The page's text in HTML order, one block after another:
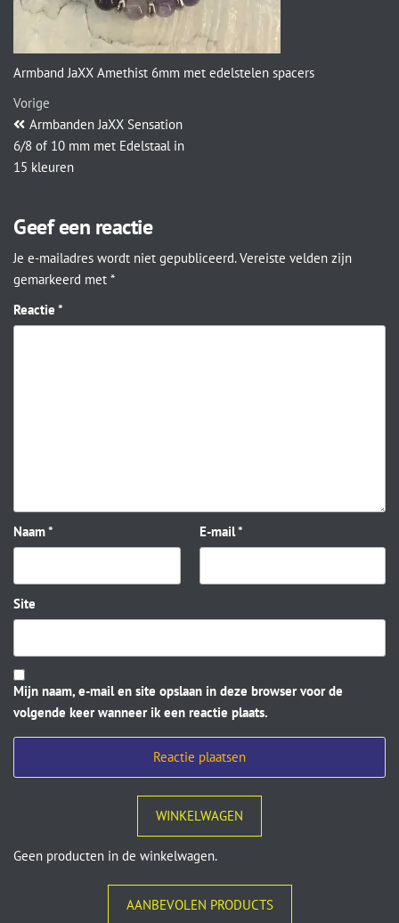
Armband JaXX Amethist 6mm met edelstelen spacers
Vorige
Armbanden JaXX Sensation
6/8 of 10 mm met Edelstaal in
15 kleuren
Geef een reactie
Je e-mailadres wordt niet gepubliceerd. Vereiste velden zijn
gemarkeerd met *
Reactie *
Naam* E-mail*
Site
Mijn naam, e-mail en site opslaan in deze browser voor de
volgende keer wanneer ik een reactie plaats.
WINKELWAGEN
Geen producten in de winkelwagen.
AANBEVOLEN PRODUCTS